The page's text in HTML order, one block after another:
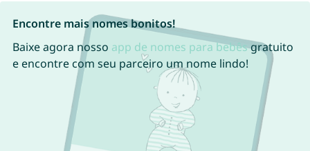
Encontre mais nomes bonitos!
Baixe agora nosso app de nomes para bebêsgratuito
e encontre com seu parceiro um nome lindo!